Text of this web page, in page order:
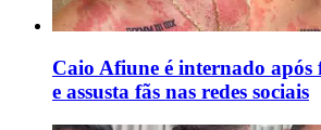
Caio Afiune é internado após
e assusta fãs nas redes sociais